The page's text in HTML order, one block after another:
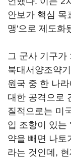
안보가 핵심 목
맹'으로 제도화
그 군사 기구가
북대서양조약
원국 중 한 나
대한 공격으로
질적으로는 미
입 조항이 있는
약을 빼면 나토
라는 것인데,